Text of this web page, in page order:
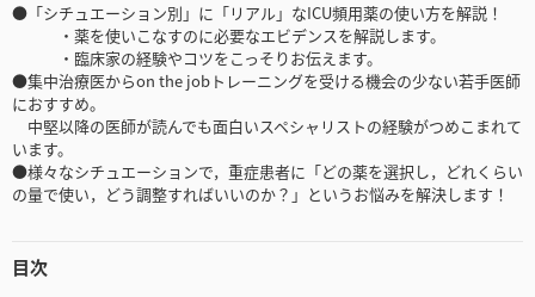
●「シチュエーション別」に「リアル」なICU頻用薬の使い方を解説！
・薬を使いこなすのに必要なエビデンスを解説します。
・臨床家の経験やコツをこっそりお伝えます。
●集中治療医からon the jobトレーニングを受ける機会の少ない若手医師
におすすめ。
中堅以降の医師が読んでも面白いスペシャリストの経験がつめこまれて
います。
●様々なシチュエーションで，重症患者に「どの薬を選択し，どれくらい
の量で使い，どう調整すればいいのか？」というお悩みを解決します！
目次